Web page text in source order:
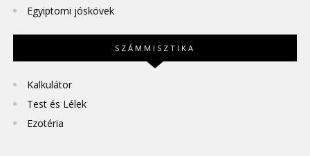
Egyiptomi jóskövek
SZÁMMISZTIKA
Kalkulátor
Test és Lélek
Ezotéria